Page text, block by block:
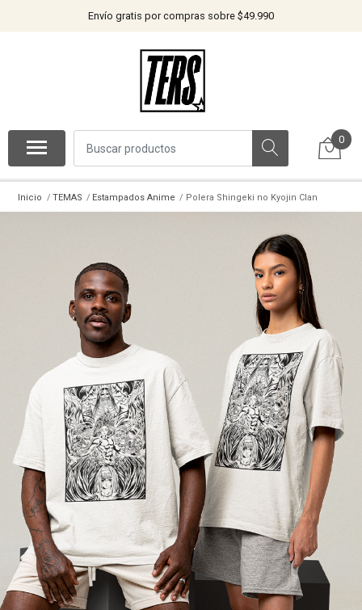
Envío gratis por compras sobre $49.990
0
Inicio TEMAS Estampados Anime Polera Shingeki no Kyojin Clan